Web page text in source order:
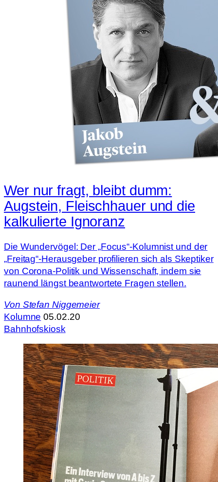
Wer nur fragt, bleibt dumm:
Augstein, Fleischhauer und die
kalkulierte Ignoranz
Die Wundervögel: Der „Focus“-Kolumnist und der
„Freitag“-Herausgeber profilieren sich als Skeptiker
von Corona-Politik und Wissenschaft, indem sie
raunend längst beantwortete Fragen stellen.
Von Stefan Niggemeier
Kolumne 05.02.20
Bahnhofskiosk